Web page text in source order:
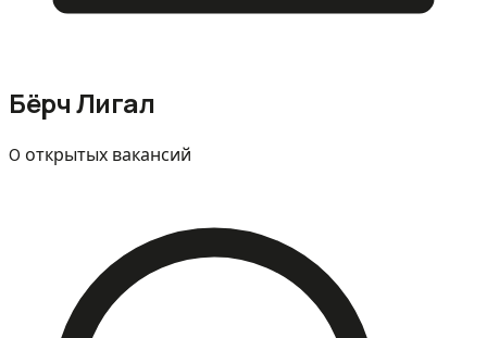
Бёрч Лигал
0 открытых вакансий